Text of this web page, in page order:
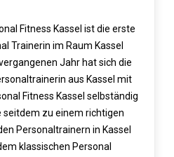
Fitness Kassel ist die erste
Trainerin im Raum Kassel
Jahr hat sich die
aus Kassel mit
Fitness Kassel selbständig
zu einem richtigen
Personaltrainern in Kassel
klassischen Personal